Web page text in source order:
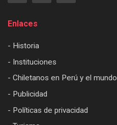
Enlaces
- Historia
- Instituciones
- Chiletanos en Perú y el mundo
- Publicidad
- Políticas de privacidad